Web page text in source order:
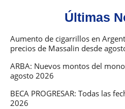
Últimas
Aumento de cigarrillos en
precios de Massalin desde
ARBA: Nuevos montos del
agosto 2026
BECA PROGRESAR: Todas las
2026